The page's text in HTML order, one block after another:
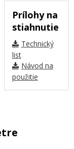
Prílohy na
stiahnutie
Technický
list
Návod na
použitie